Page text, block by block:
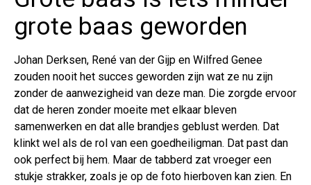
grote baas geworden
Johan Derksen, René van der Gijp en Wilfred Genee
zouden nooit het succes geworden zijn wat ze nu zijn
zonder de aanwezigheid van deze man. Die zorgde ervoor
dat de heren zonder moeite met elkaar bleven
samenwerken en dat alle brandjes geblust werden. Dat
klinkt wel als de rol van een goedheiligman. Dat past dan
ook perfect bij hem. Maar de tabberd zat vroeger een
stukje strakker, zoals je op de foto hierboven kan zien. En